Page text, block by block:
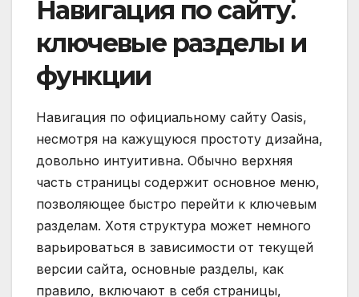
Навигация по сайту⁚
ключевые разделы и
функции
Навигация по официальному сайту Oasis,
несмотря на кажущуюся простоту дизайна,
довольно интуитивна. Обычно верхняя
часть страницы содержит основное меню,
позволяющее быстро перейти к ключевым
разделам. Хотя структура может немного
варьироваться в зависимости от текущей
версии сайта, основные разделы, как
правило, включают в себя страницы,